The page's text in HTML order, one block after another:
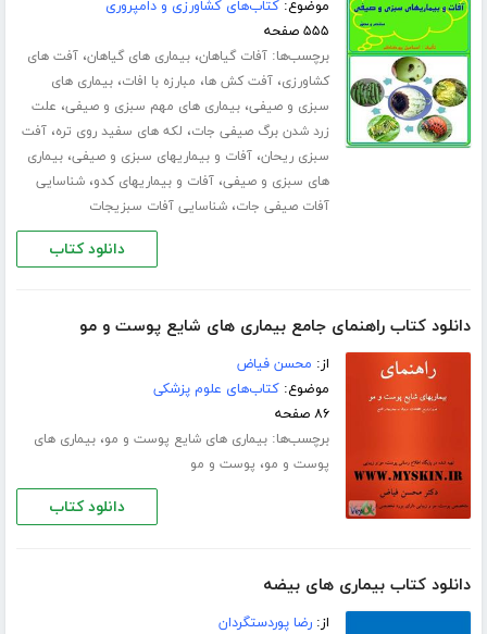
موضوع:کتاب‌های کشاورزی و دامپروری
۵۵۵ صفحه
برچسب‌ها:آفات گیاهان،بیماری های گیاهان،آفت های
کشاورزی،آفت کش ها، مبارزه با افات،بیماری های
سبزی و صیفی،بیماری های مهم سبزی و صیفی، علت
زرد شدن برگ صیفی جات، لکه های سفید روی تره،آفت
سبزی ریحان،آفات و بیماریهای سبزی و صیفی،بیماری
های سبزی و صیفی،آفات و بیماریهای کدو،شناسایی
آفات صیفی جات،شناسایی آفات سبزیجات
دانلود کتاب
دانلود کتاب راهنمای جامع بیماری های شایع پوست و مو
از: محسن فیاض
موضوع:کتاب‌های علوم پزشکی
۸۶ صفحه
برچسب‌ها:بیماری های شایع پوست و مو،بیماری های
پوست و مو، پوست و مو
دانلود کتاب
دانلود کتاب بیماری های بیضه
از:رضا پوردستگردان